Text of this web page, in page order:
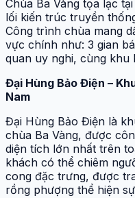
Chùa Ba Vàng tọa lạc
lối kiến trúc truyền
Công trình chùa mang
vực chính như: 3 gian
quan uy nghi, cùng khu
Đại Hùng Bảo Điện –
Nam
Đại Hùng Bảo Điện là
chùa Ba Vàng, được
diện tích lớn nhất trên
khách có thể chiêm
cong đặc trưng, được
rồng phượng thể hiện